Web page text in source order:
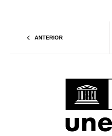
ANTERIOR